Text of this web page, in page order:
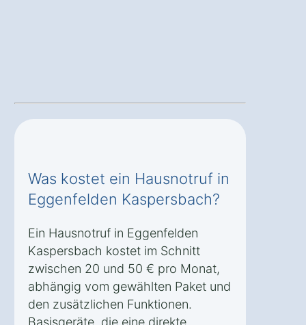
Was kostet ein Hausnotruf in
Eggenfelden Kaspersbach?
Ein Hausnotruf in Eggenfelden
Kaspersbach kostet im Schnitt
zwischen 20 und 50 € pro Monat,
abhängig vom gewählten Paket und
den zusätzlichen Funktionen.
Basisgeräte, die eine direkte